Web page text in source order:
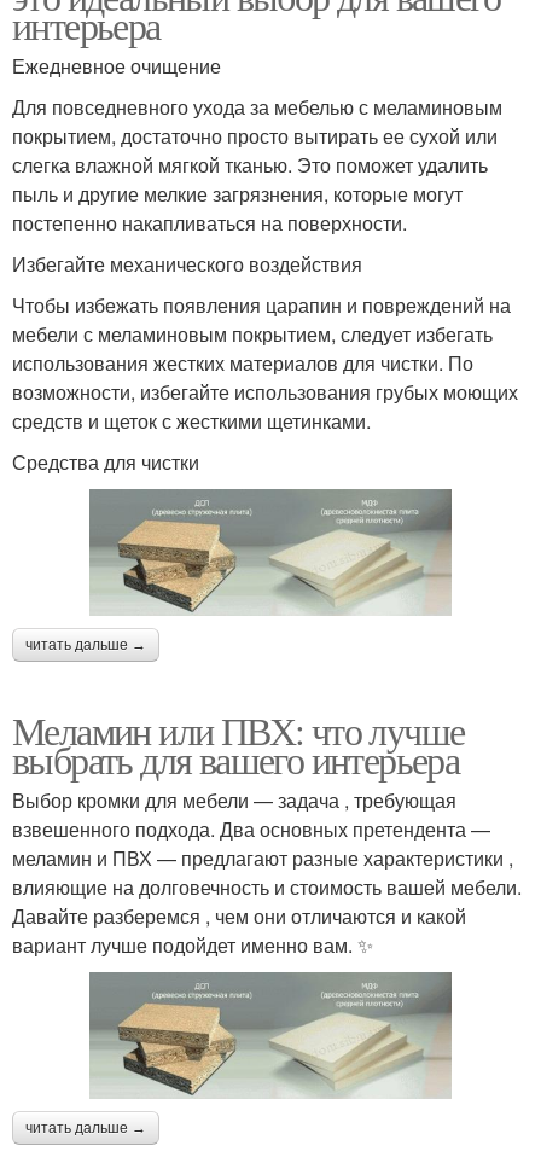
интерьера
Ежедневное очищение
Для повседневного ухода за мебелью с меламиновым
покрытием, достаточно просто вытирать ее сухой или
слегка влажной мягкой тканью. Это поможет удалить
пыль и другие мелкие загрязнения, которые могут
постепенно накапливаться на поверхности.
Избегайте механического воздействия
Чтобы избежать появления царапин и повреждений на
мебели с меламиновым покрытием, следует избегать
использования жестких материалов для чистки. По
возможности, избегайте использования грубых моющих
средств и щеток с жесткими щетинками.
Средства для чистки
читать дальше →
Меламин или ПВХ: что лучше
выбрать для вашего интерьера
Выбор кромки для мебели — задача , требующая
взвешенного подхода. Два основных претендента —
меламин и ПВХ — предлагают разные характеристики ,
влияющие на долговечность и стоимость вашей мебели.
Давайте разберемся , чем они отличаются и какой
вариант лучше подойдет именно вам. ✨
читать дальше →